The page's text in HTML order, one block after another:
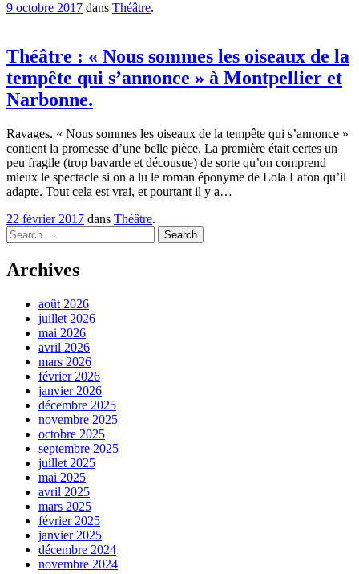
9 octobre 2017 dans Théâtre.
Théâtre : « Nous sommes les oiseaux de la
tempête qui s’annonce » à Montpellier et
Narbonne.
Ravages. « Nous sommes les oiseaux de la tempête qui s’annonce »
contient la promesse d’une belle pièce. La première était certes un
peu fragile (trop bavarde et décousue) de sorte qu’on comprend
mieux le spectacle si on a lu le roman éponyme de Lola Lafon qu’il
adapte. Tout cela est vrai, et pourtant il y a…
22 février 2017 dans Théâtre.
Search
Archives
août 2026
juillet 2026
mai 2026
avril 2026
mars 2026
février 2026
janvier 2026
décembre 2025
novembre 2025
octobre 2025
septembre 2025
juillet 2025
mai 2025
avril 2025
mars 2025
février 2025
janvier 2025
décembre 2024
novembre 2024